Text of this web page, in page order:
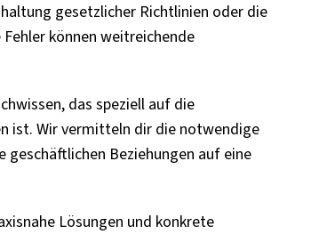
gesetzlicher Richtlinien oder die
können weitreichende
das speziell auf die
ist. Wir vermitteln dir die notwendige
geschäftlichen Beziehungen auf eine
Lösungen und konkrete